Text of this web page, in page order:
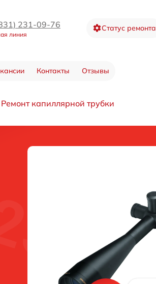
231-09-76
линия
Статус ремонта
Контакты Отзывы
Ремонт капиллярной трубки